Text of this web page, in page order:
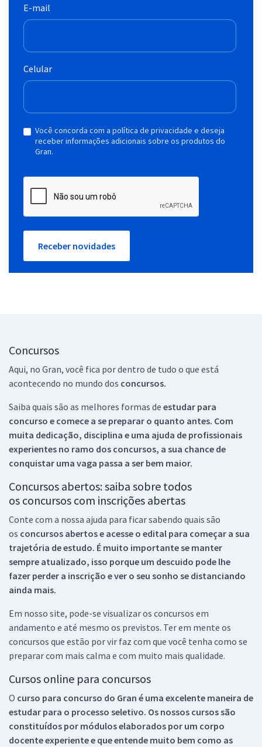
E-mail
Celular
Você concorda com a política de privacidade e deseja
receber informações adicionais sobre os produtos do
Gran.
Receber novidades
Concursos
Aqui, no Gran, você fica por dentro de tudo o que está
acontecendo no mundo dos concursos.
Saiba quais são as melhores formas de estudar para
concurso e comece a se preparar o quanto antes. Com
muita dedicação, disciplina e uma ajuda de profissionais
experientes no ramo dos concursos, a sua chance de
conquistar uma vaga passa a ser bem maior.
Concursos abertos: saiba sobre todos
os concursos com inscrições abertas
Conte com a nossa ajuda para ficar sabendo quais são
os concursos abertos e acesse o edital para começar a sua
trajetória de estudo. É muito importante se manter
sempre atualizado, isso porque um descuido pode lhe
fazer perder a inscrição e ver o seu sonho se distanciando
ainda mais.
Em nosso site, pode-se visualizar os concursos em
andamento e até mesmo os previstos. Ter em mente os
concursos que estão por vir faz com que você tenha como se
preparar com mais calma e com muito mais qualidade.
Cursos online para concursos
O curso para concurso do Gran é uma excelente maneira de
estudar para o processo seletivo. Os nossos cursos são
constituídos por módulos elaborados por um corpo
docente experiente e que entende muito bem como as